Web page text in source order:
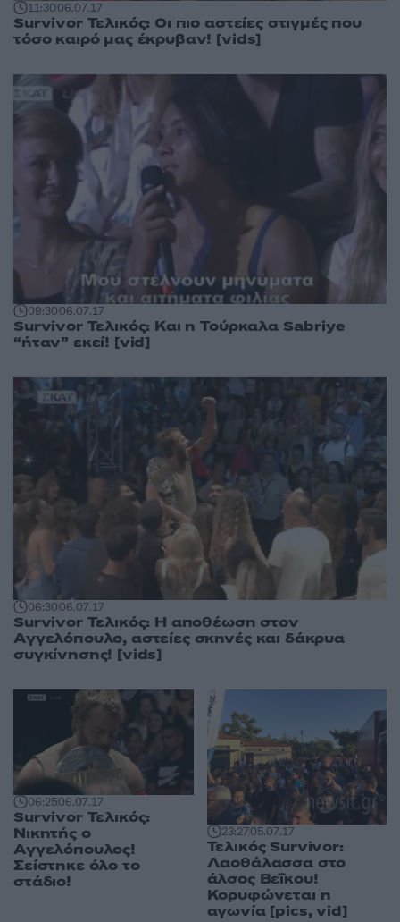
11:3006.07.17
Survivor Τελικός: Οι πιο αστείες στιγμές που
τόσο καιρό μας έκρυβαν! [vids]
09:3006.07.17
Survivor Τελικός: Και η Τούρκαλα Sabriye
“ήταν” εκεί! [vid]
06:3006.07.17
Survivor Τελικός: Η αποθέωση στον
Αγγελόπουλο, αστείες σκηνές και δάκρυα
συγκίνησης! [vids]
06:2506.07.17
Survivor Τελικός:
Νικητής o
Αγγελόπουλος!
Σείστηκε όλο το
στάδιο!
23:2705.07.17
Τελικός Survivor:
Λαοθάλασσα στο
άλσος Βεΐκου!
Κορυφώνεται η
αγωνία [pics, vid]